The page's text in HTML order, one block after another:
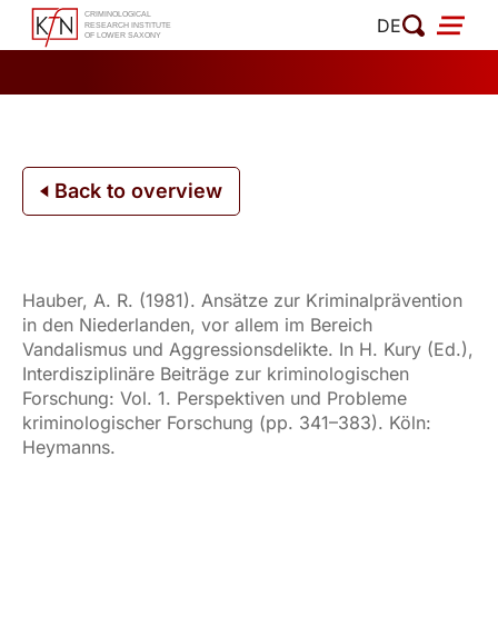
Skip
DE
Back to overview
Hauber, A. R. (1981). Ansätze zur Kriminalprävention
in den Niederlanden, vor allem im Bereich
Vandalismus und Aggressionsdelikte. In H. Kury (Ed.),
Interdisziplinäre Beiträge zur kriminologischen
Forschung: Vol. 1. Perspektiven und Probleme
kriminologischer Forschung (pp. 341–383). Köln:
Heymanns.